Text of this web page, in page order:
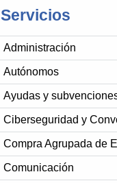
Servicios
Administración
Autónomos
Ayudas y
Ciberseguridad y
Compra Agrupada de
Comunicación